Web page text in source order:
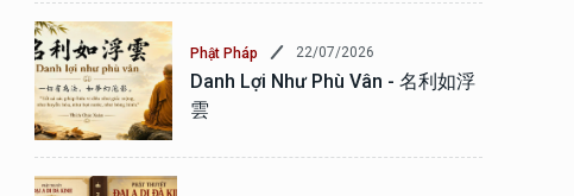
Phật Pháp 22/07/2026
Danh Lợi Như Phù Vân - 名利如浮
雲